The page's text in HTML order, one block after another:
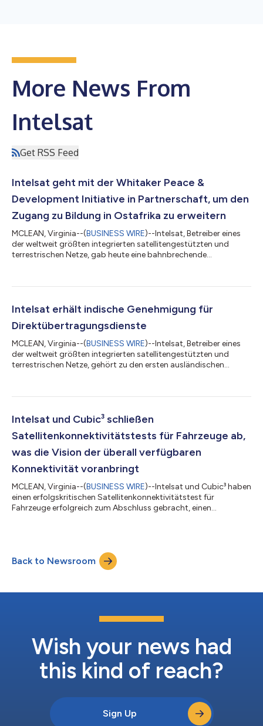
More News From
Intelsat
Get RSS Feed
Intelsat geht mit der Whitaker Peace &
Development Initiative in Partnerschaft, um den
Zugang zu Bildung in Ostafrika zu erweitern
MCLEAN, Virginia--(BUSINESS WIRE)--Intelsat, Betreiber eines
der weltweit größten integrierten satellitengestützten und
terrestrischen Netze, gab heute eine bahnbrechende
Award-gekrönten Schauspieler und Humanitären Forest
Zugang zu Bildung in von Konflikten betroffenen Regionen in
Intelsat erhält indische Genehmigung für
Direktübertragungsdienste
MCLEAN, Virginia--(BUSINESS WIRE)--Intelsat, Betreiber eines
der weltweit größten integrierten satellitengestützten und
terrestrischen Netze, gehört zu den ersten ausländischen
Satellitenabdeckung direkt für indische Medienunternehmen
Weg für neue Dienstleistungen und weitere Investitionen in
Intelsat und Cubic³ schließen
Satellitenkonnektivitätstests für Fahrzeuge ab,
was die Vision der überall verfügbaren
Konnektivität voranbringt
MCLEAN, Virginia--(BUSINESS WIRE)--Intelsat und Cubic³ haben
einen erfolgskritischen Satellitenkonnektivitätstest für
Fahrzeuge erfolgreich zum Abschluss gebracht, einen
der Satelliten von Intelsat und der Softwareplattform von
Cubic³, womit gezeigt wurde, wie terrestrische und
nichtterrestrische Netzwerke nahtlos ve...
Back to Newsroom
Wish your news had
this kind of reach?
Sign Up